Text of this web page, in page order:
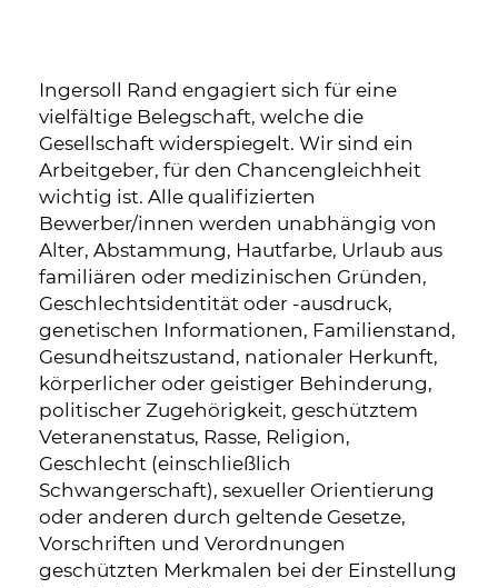
Ingersoll Rand engagiert sich für eine
vielfältige Belegschaft, welche die
Gesellschaft widerspiegelt. Wir sind ein
Arbeitgeber, für den Chancengleichheit
wichtig ist. Alle qualifizierten
Bewerber/innen werden unabhängig von
Alter, Abstammung, Hautfarbe, Urlaub aus
familiären oder medizinischen Gründen,
Geschlechtsidentität oder -ausdruck,
genetischen Informationen, Familienstand,
Gesundheitszustand, nationaler Herkunft,
körperlicher oder geistiger Behinderung,
politischer Zugehörigkeit, geschütztem
Veteranenstatus, Rasse, Religion,
Geschlecht (einschließlich
Schwangerschaft), sexueller Orientierung
oder anderen durch geltende Gesetze,
Vorschriften und Verordnungen
geschützten Merkmalen bei der Einstellung